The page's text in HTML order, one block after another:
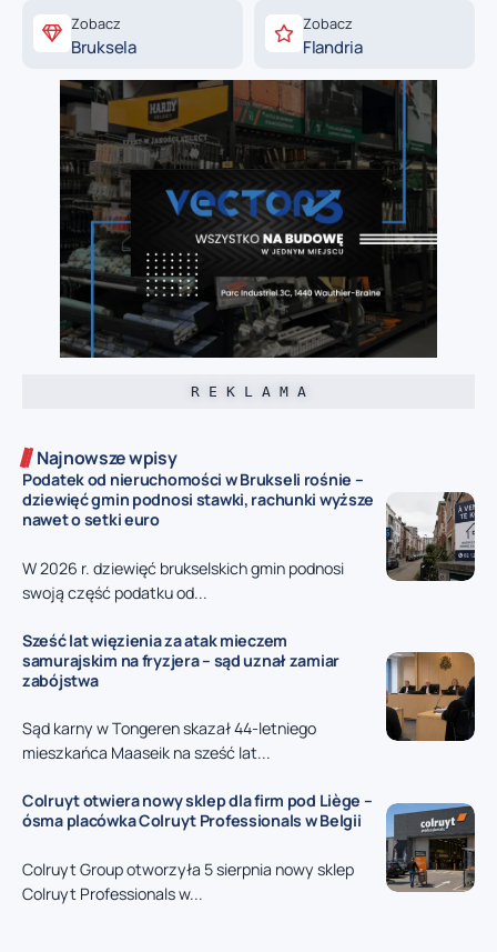
Zobacz
Bruksela
Zobacz
Flandria
R E K L A M A
Najnowsze wpisy
Podatek od nieruchomości w Brukseli rośnie –
dziewięć gmin podnosi stawki, rachunki wyższe
nawet o setki euro
W 2026 r. dziewięć brukselskich gmin podnosi
swoją część podatku od...
Sześć lat więzienia za atak mieczem
samurajskim na fryzjera – sąd uznał zamiar
zabójstwa
Sąd karny w Tongeren skazał 44-letniego
mieszkańca Maaseik na sześć lat...
Colruyt otwiera nowy sklep dla firm pod Liège –
ósma placówka Colruyt Professionals w Belgii
Colruyt Group otworzyła 5 sierpnia nowy sklep
Colruyt Professionals w...